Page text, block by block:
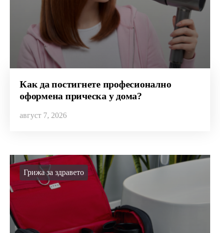
Как да постигнете професионално
оформена прическа у дома?
август 7, 2026
Грижа за здравето